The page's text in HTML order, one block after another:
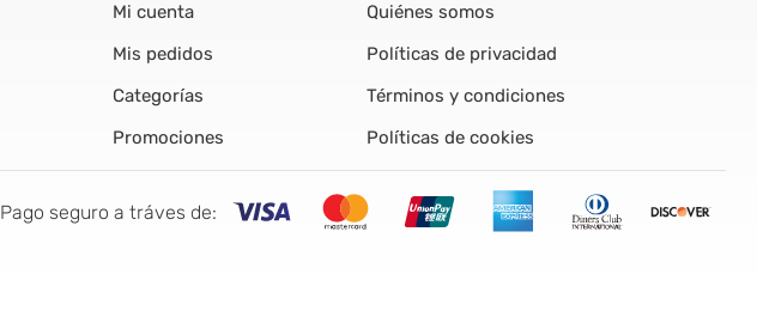
Mi cuenta
Mis pedidos
Categorías
Promociones
Quiénes somos
Políticas de privacidad
Términos y condiciones
Políticas de cookies
Pago seguro a tráves de: